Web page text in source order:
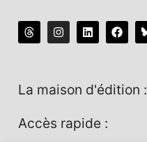
La maison d'édition :
Accès rapide :